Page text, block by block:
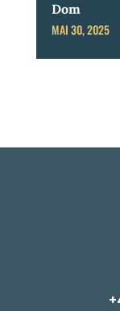
Dom
MAI 30, 2025